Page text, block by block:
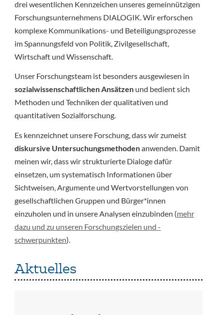
drei wesentlichen Kennzeichen unseres gemeinnützigen
Forschungsunternehmens DIALOGIK. Wir erforschen
komplexe Kommunikations- und Beteiligungsprozesse
im Spannungsfeld von Politik, Zivilgesellschaft,
Wirtschaft und Wissenschaft.
Unser Forschungsteam ist besonders ausgewiesen in
sozialwissenschaftlichen Ansätzenund bedient sich
Methoden und Techniken der qualitativen und
quantitativen Sozialforschung.
Es kennzeichnet unsere Forschung, dass wir zumeist
diskursive Untersuchungsmethodenanwenden. Damit
meinen wir, dass wir strukturierte Dialoge dafür
einsetzen, um systematisch Informationen über
Sichtweisen, Argumente und Wertvorstellungen von
gesellschaftlichen Gruppen und Bürger*innen
einzuholen und in unsere Analysen einzubinden (mehr
dazu und zu unseren Forschungszielen und -
schwerpunkten).
Aktuelles